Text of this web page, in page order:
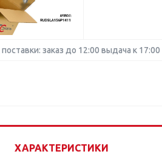
заказ до 12:00 выдача к 17:00
ХАРАКТЕРИСТИКИ